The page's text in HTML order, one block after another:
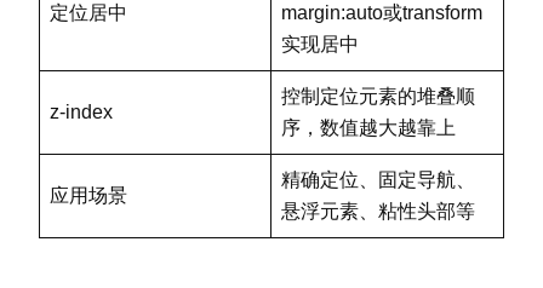
定位居中
margin:auto或transform
实现居中
z-index
控制定位元素的堆叠顺
序，数值越大越靠上
应用场景
精确定位、固定导航、
悬浮元素、粘性头部等